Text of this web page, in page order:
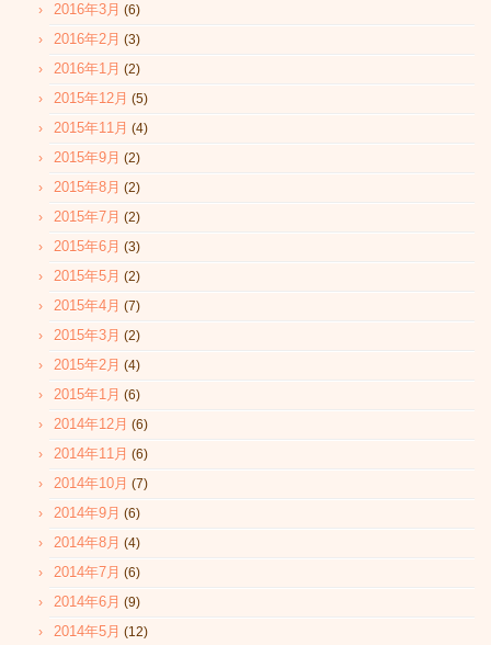
2016年3月 (6)
2016年2月 (3)
2016年1月 (2)
2015年12月 (5)
2015年11月 (4)
2015年9月 (2)
2015年8月 (2)
2015年7月 (2)
2015年6月 (3)
2015年5月 (2)
2015年4月 (7)
2015年3月 (2)
2015年2月 (4)
2015年1月 (6)
2014年12月 (6)
2014年11月 (6)
2014年10月 (7)
2014年9月 (6)
2014年8月 (4)
2014年7月 (6)
2014年6月 (9)
2014年5月 (12)